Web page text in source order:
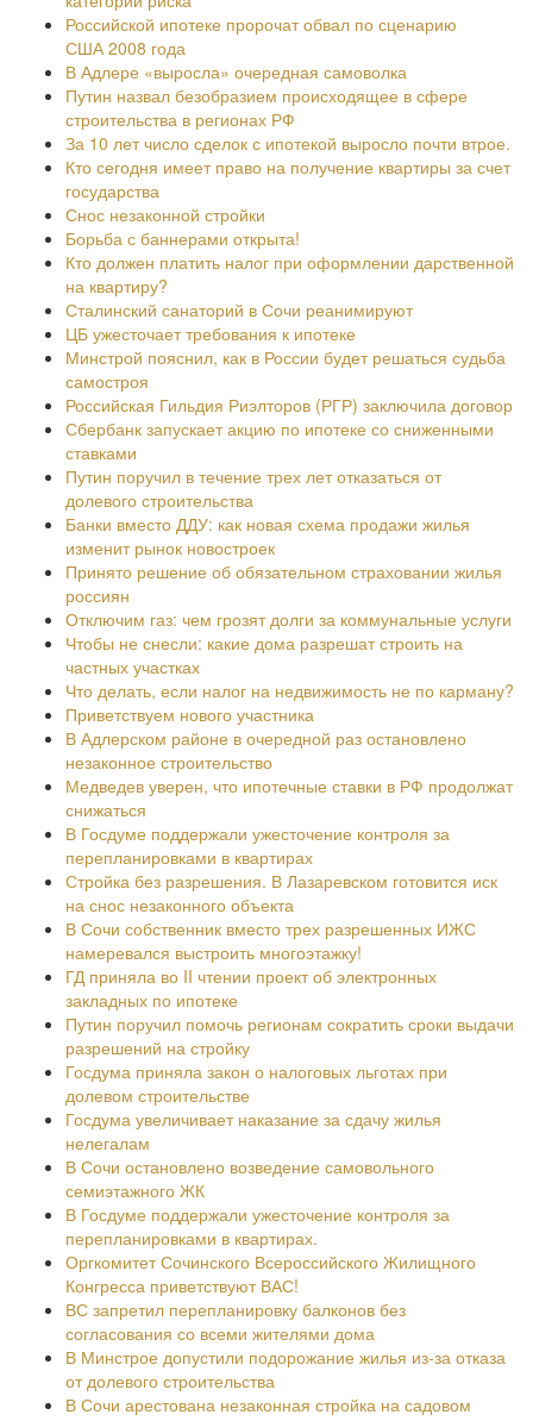
Российской ипотеке пророчат обвал по сценарию
США 2008 года
В Адлере «выросла» очередная самоволка
Путин назвал безобразием происходящее в сфере
строительства в регионах РФ
За 10 лет число сделок с ипотекой выросло почти втрое.
Кто сегодня имеет право на получение квартиры за счет
государства
Снос незаконной стройки
Борьба с баннерами открыта!
Кто должен платить налог при оформлении дарственной
на квартиру?
Сталинский санаторий в Сочи реанимируют
ЦБ ужесточает требования к ипотеке
Минстрой пояснил, как в России будет решаться судьба
самостроя
Российская Гильдия Риэлторов (РГР) заключила договор
Сбербанк запускает акцию по ипотеке со сниженными
ставками
Путин поручил в течение трех лет отказаться от
долевого строительства
Банки вместо ДДУ: как новая схема продажи жилья
изменит рынок новостроек
Принято решение об обязательном страховании жилья
россиян
Отключим газ: чем грозят долги за коммунальные услуги
Чтобы не снесли: какие дома разрешат строить на
частных участках
Что делать, если налог на недвижимость не по карману?
Приветствуем нового участника
В Адлерском районе в очередной раз остановлено
незаконное строительство
Медведев уверен, что ипотечные ставки в РФ продолжат
снижаться
В Госдуме поддержали ужесточение контроля за
перепланировками в квартирах
Стройка без разрешения. В Лазаревском готовится иск
на снос незаконного объекта
В Сочи собственник вместо трех разрешенных ИЖС
намеревался выстроить многоэтажку!
ГД приняла во II чтении проект об электронных
закладных по ипотеке
Путин поручил помочь регионам сократить сроки выдачи
разрешений на стройку
Госдума приняла закон о налоговых льготах при
долевом строительстве
Госдума увеличивает наказание за сдачу жилья
нелегалам
В Сочи остановлено возведение самовольного
семиэтажного ЖК
В Госдуме поддержали ужесточение контроля за
перепланировками в квартирах.
Оргкомитет Сочинского Всероссийского Жилищного
Конгресса приветствуют ВАС!
ВС запретил перепланировку балконов без
согласования со всеми жителями дома
В Минстрое допустили подорожание жилья из-за отказа
от долевого строительства
В Сочи арестована незаконная стройка на садовом